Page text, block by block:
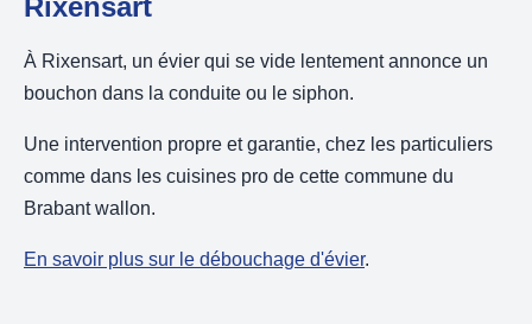
Rixensart
À Rixensart, un évier qui se vide lentement annonce un
bouchon dans la conduite ou le siphon.
Une intervention propre et garantie, chez les particuliers
comme dans les cuisines pro de cette commune du
Brabant wallon.
En savoir plus sur le débouchage d'évier.